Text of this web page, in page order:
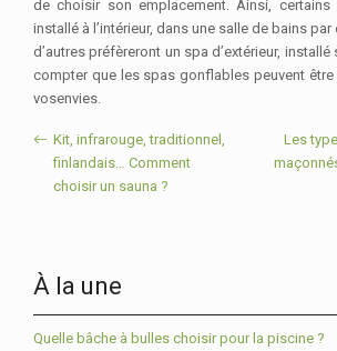
de choisir son emplacement. Ainsi,
installé à l’intérieur, dans une salle de bains
d’autres préfèreront un spa d’extérieur,
compter que les spas gonflables peuvent
vosenvies.
Kit, infrarouge, traditionnel,
finlandais… Comment
choisir un sauna ?
Les
À la une
Quelle bâche à bulles choisir pour la piscine ?